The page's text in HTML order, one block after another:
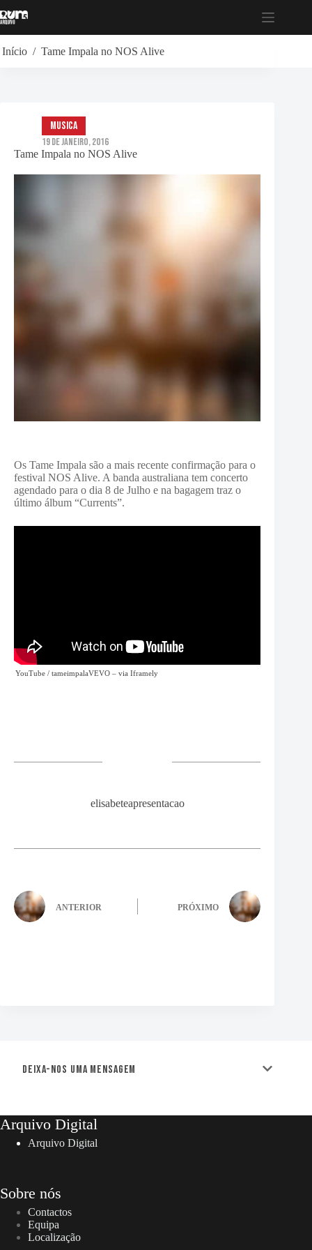
para
Início / Tame Impala no NOS Alive
Tame Impala no NOS Alive
musica
19 de Janeiro, 2016
Os Tame Impala são a mais recente confirmação para o
festival NOS Alive. A banda australiana tem concerto
agendado para o dia 8 de Julho e na bagagem traz o
último álbum “Currents”.
YouTube / tameimpalaVEVO – via Iframely
elisabeteapresentacao
ANTERIOR PRÓXIMO
Deixa-nos uma mensagem
Arquivo Digital
Arquivo Digital
Sobre nós
Contactos
Equipa
Localização